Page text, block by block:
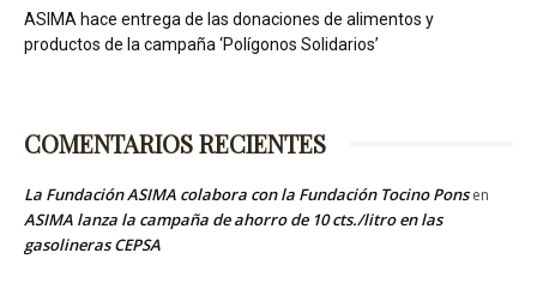
ASIMA hace entrega de las donaciones de alimentos y
productos de la campaña ‘Polígonos Solidarios’
COMENTARIOS RECIENTES
La Fundación ASIMA colabora con la Fundación Tocino Ponsen
ASIMA lanza la campaña de ahorro de 10 cts./litro en las
gasolineras CEPSA